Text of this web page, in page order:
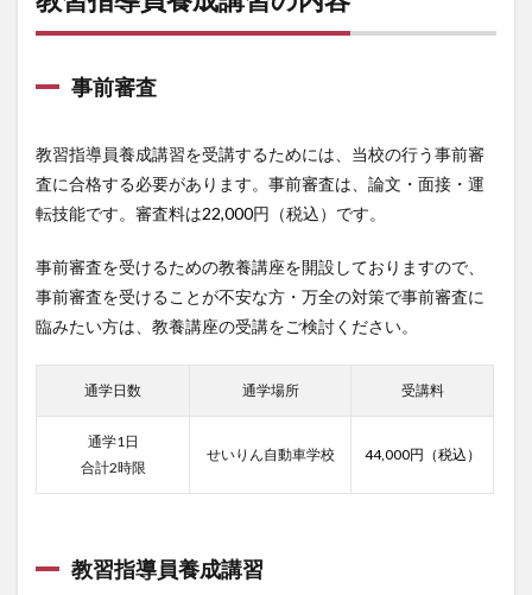
事前審査
教習指導員養成講習を受講するためには、当校の行う事前審
査に合格する必要があります。事前審査は、論文・面接・運
転技能です。審査料は22,000円（税込）です。
事前審査を受けるための教養講座を開設しておりますので、
事前審査を受けることが不安な方・万全の対策で事前審査に
臨みたい方は、教養講座の受講をご検討ください。
通学日数 通学場所 受講料
通学1日
合計2時限
せいりん自動車学校 44,000円（税込）
教習指導員養成講習